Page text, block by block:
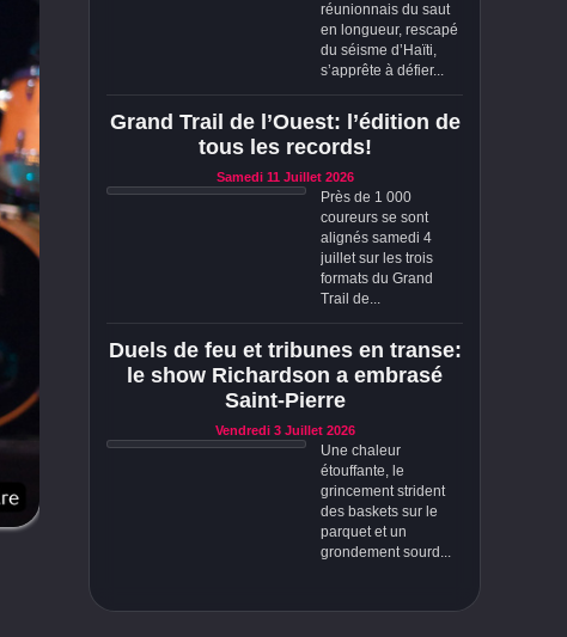
réunionnais du saut
en longueur, rescapé
du séisme d’Haïti,
s’apprête à défier...
Grand Trail de l’Ouest: l’édition de
tous les records!
Samedi 11 Juillet 2026
Près de 1 000
coureurs se sont
alignés samedi 4
juillet sur les trois
formats du Grand
Trail de...
Duels de feu et tribunes en transe:
le show Richardson a embrasé
Saint-Pierre
Vendredi 3 Juillet 2026
Une chaleur
étouffante, le
grincement strident
des baskets sur le
parquet et un
grondement sourd...